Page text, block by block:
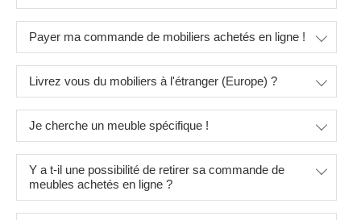
Payer ma commande de mobiliers achetés en ligne !
Livrez vous du mobiliers à l'étranger (Europe) ?
Je cherche un meuble spécifique !
Y a t-il une possibilité de retirer sa commande de
meubles achetés en ligne ?